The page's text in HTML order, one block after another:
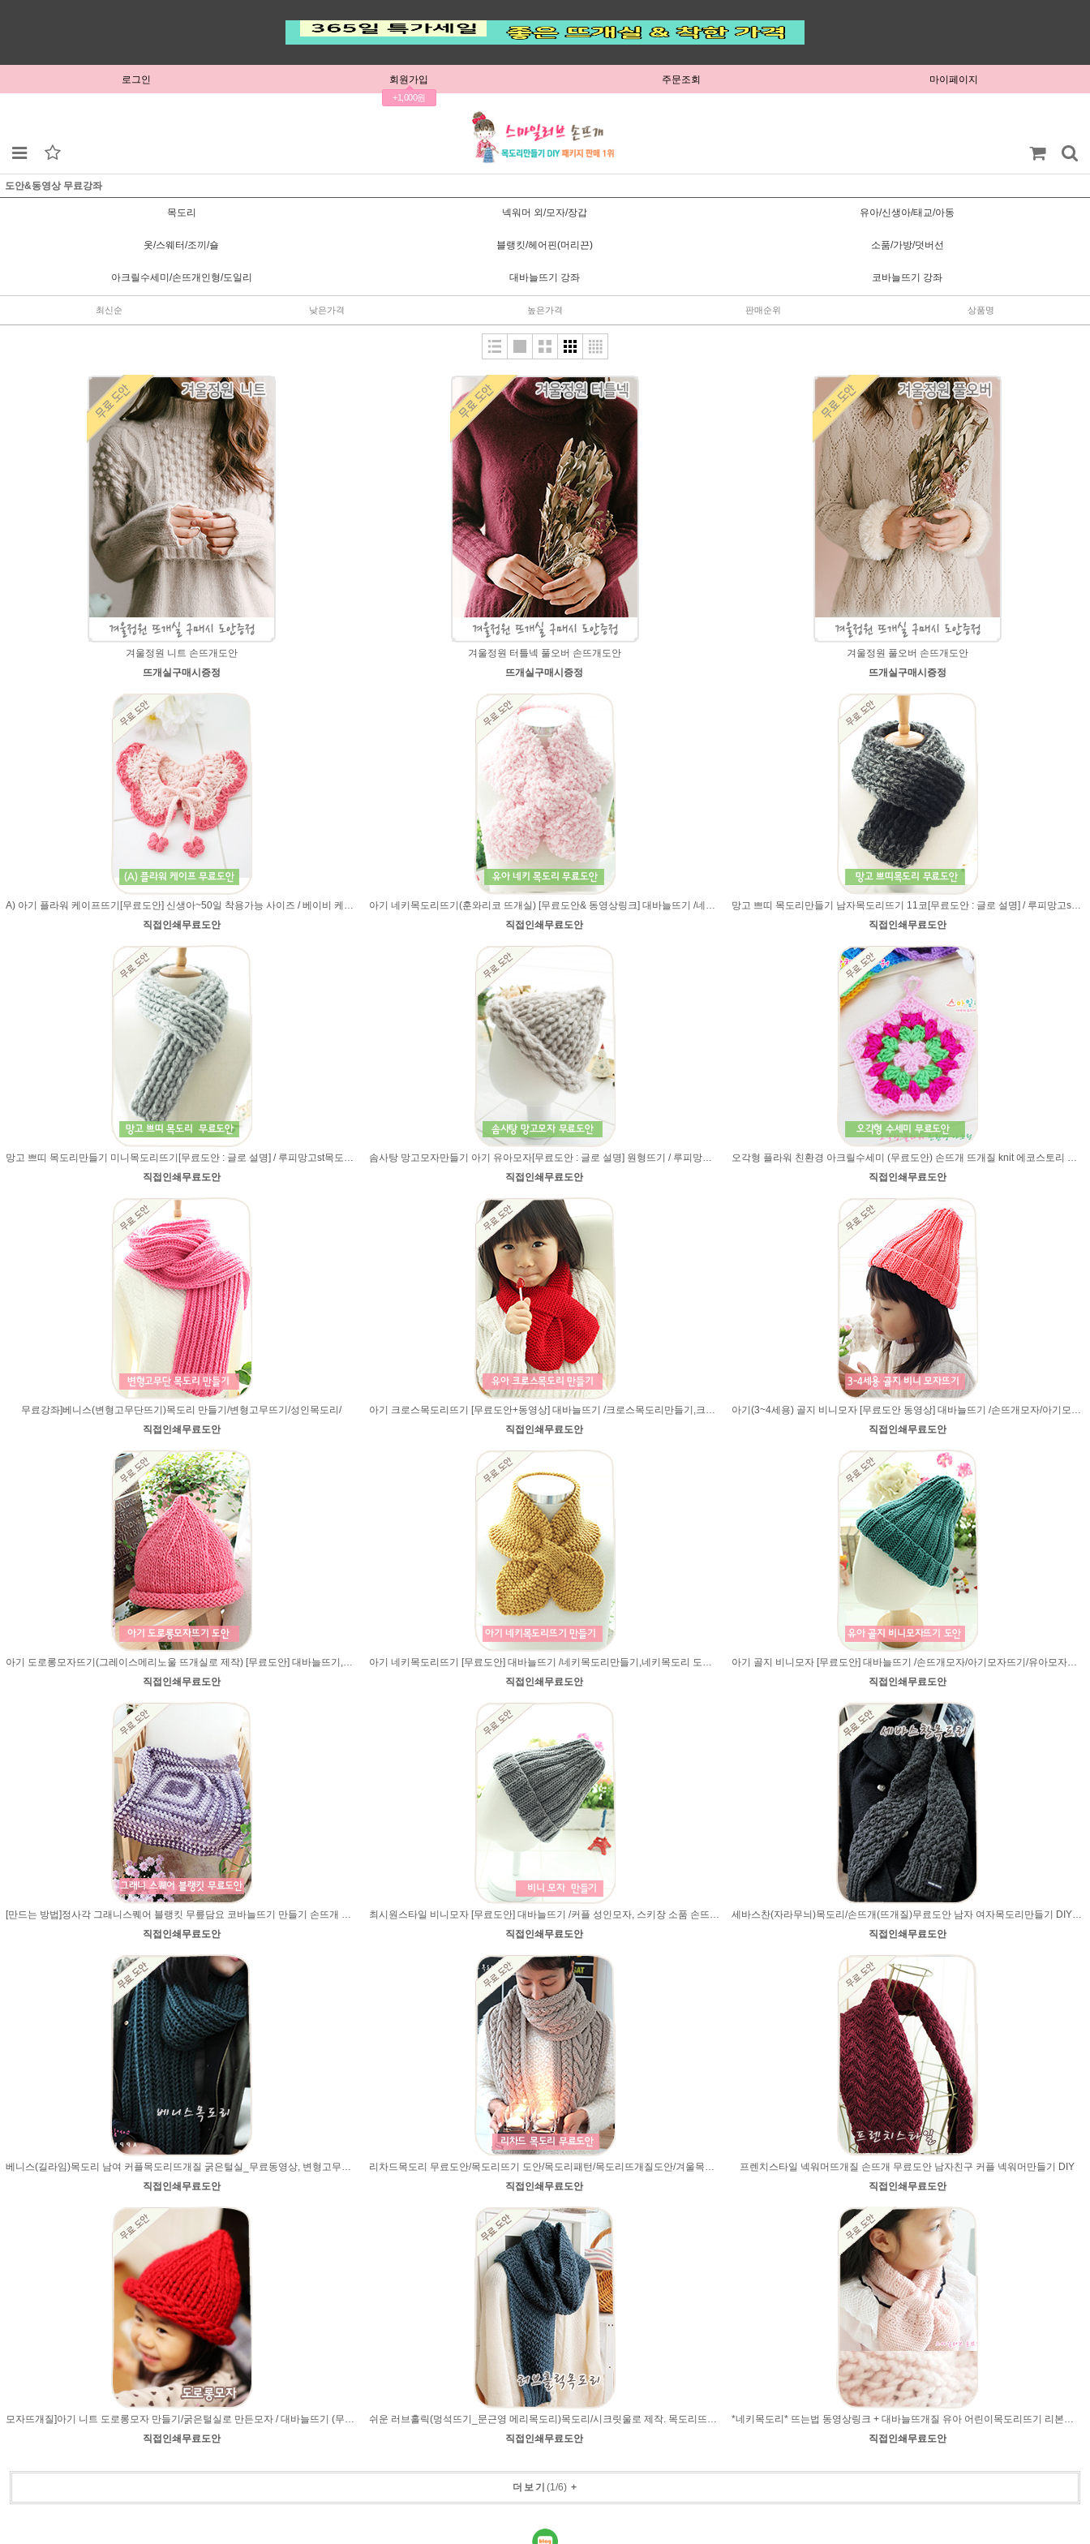
로그인 회원가입
+1,000원
주문조회 마이페이지
도안&동영상 무료강좌
목도리 넥워머 외/모자/장갑 유아/신생아/태교/아동
옷/스웨터/조끼/숄 블랭킷/헤어핀(머리끈) 소품/가방/덧버선
아크릴수세미/손뜨개인형/도일리 대바늘뜨기 강좌 코바늘뜨기 강좌
최신순 낮은가격 높은가격 판매순위 상품명
겨울정원 니트 손뜨개도안
뜨개실구매시증정
겨울정원 터틀넥 풀오버 손뜨개도안
뜨개실구매시증정
겨울정원 풀오버 손뜨개도안
뜨개실구매시증정
직접인쇄무료도안
직접인쇄무료도안
직접인쇄무료도안
직접인쇄무료도안
솜사탕 망고모자만들기 아기 유아모자[무료도안 : 글로 설명] 원형뜨기 / 루피망고st모자뜨기 /망고모자/망고모자뜨기
직접인쇄무료도안
직접인쇄무료도안
무료강좌]베니스(변형고무단뜨기)목도리 만들기/변형고무뜨기/성인목도리/
직접인쇄무료도안
직접인쇄무료도안
직접인쇄무료도안
직접인쇄무료도안
직접인쇄무료도안
직접인쇄무료도안
직접인쇄무료도안
직접인쇄무료도안
직접인쇄무료도안
직접인쇄무료도안
직접인쇄무료도안
프렌치스타일 넥워머뜨개질 손뜨개 무료도안 남자친구 커플 넥워머만들기 DIY
직접인쇄무료도안
직접인쇄무료도안
직접인쇄무료도안
직접인쇄무료도안
더보기 (1 /6)+